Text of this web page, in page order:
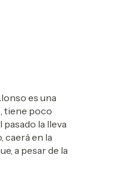
es una
tiene poco
la lleva
caerá en la
a pesar de la